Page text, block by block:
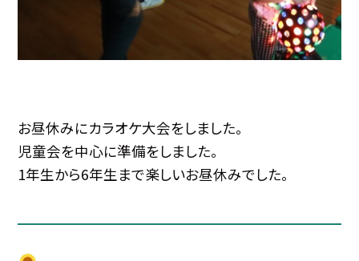
お昼休みにカラオケ大会をしました。
児童会を中心に準備をしました。
1年生から6年生まで楽しいお昼休みでした。